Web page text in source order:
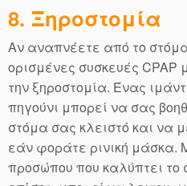
8. Ξηροστομία
Αν αναπνέετε από το
ορισμένες συσκευές CPAP
την ξηροστομία. Ένας
πηγούνι μπορεί να σας
στόμα σας κλειστό και να
εάν φοράτε ρινική μάσκα.
προσώπου που καλύπτει το